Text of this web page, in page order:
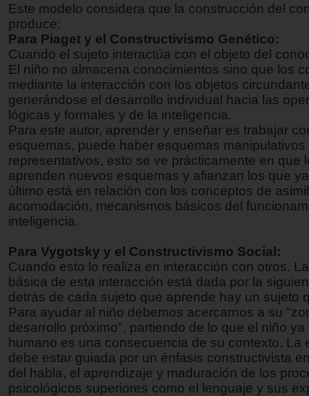
Este modelo considera que la construcción del
produce:
Para Piaget y el Constructivismo Genético:
Cuando el sujeto interactúa con el objeto del
El niño no almacena conocimientos sino que los
mediante la interacción con los objetos
generándose el desarrollo individual hacia las
lógicas y formales y de la inteligencia.
Para este autor, aprender y enseñar es trabajar
esquemas, puede haber esquemas manipulativos
representativos, esto se ve prácticamente en que
aprenden nuevos esquemas y afianzan los que
último está en relación con los conceptos de
acomodación, mecanismos básicos del
inteligencia.
Para Vygotsky y el Constructivismo Social:
Cuando esto lo realiza en interacción con otros.
básica de esta interacción está dada por la
detrás de cada sujeto que aprende hay un sujeto
Para ayudar al niño debemos acercarnos a su
desarrollo próximo", partiendo de lo que el niño ya
humano es una consecuencia de su contexto. La
debe estar guiada por un énfasis constructivista
del habla, el aprendizaje y maduración de los
psicológicos superiores como el lenguaje y sus